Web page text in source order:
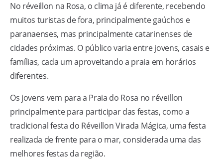
No réveillon na Rosa, o clima já é diferente, recebendo
muitos turistas de fora, principalmente gaúchos e
paranaenses, mas principalmente catarinenses de
cidades próximas. O público varia entre jovens, casais e
famílias, cada um aproveitando a praia em horários
diferentes.
Os jovens vem para a Praia do Rosa no réveillon
principalmente para participar das festas, como a
tradicional festa do Réveillon Virada Mágica, uma festa
realizada de frente para o mar, considerada uma das
melhores festas da região.